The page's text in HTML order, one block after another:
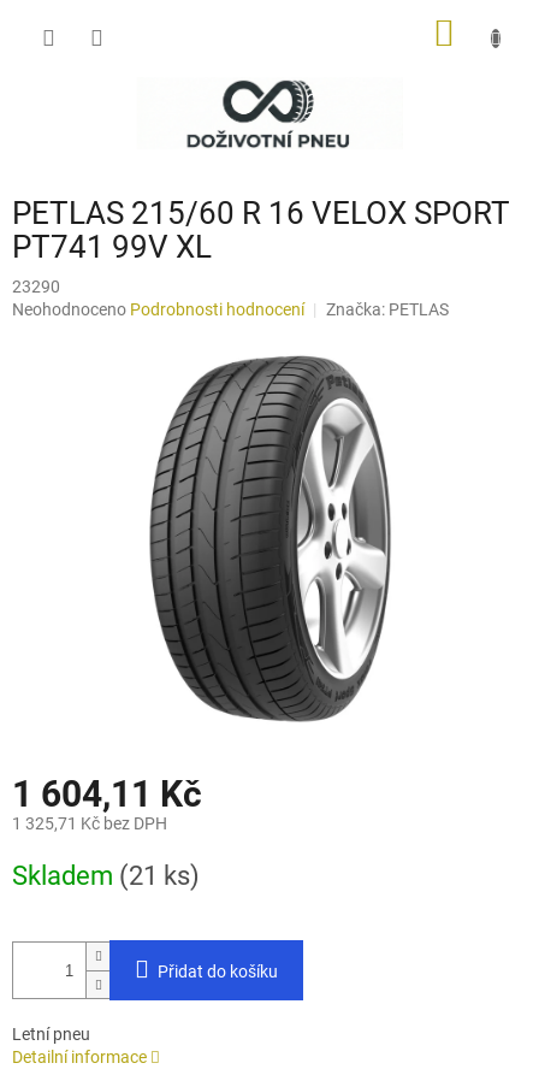
PETLAS 215/60 R 16 VELOX SPORT
PT741 99V XL
23290
Průměrné
Neohodnoceno Podrobnosti hodnocení Značka: PETLAS
1 604,11 Kč
1 325,71 Kč bez DPH
cena:
Skladem (21 ks)
Přidat do košíku
Letní pneu
Detailní informace